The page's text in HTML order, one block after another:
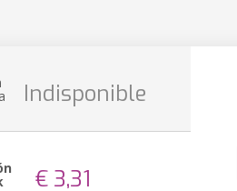
Indisponible
€ 3,31